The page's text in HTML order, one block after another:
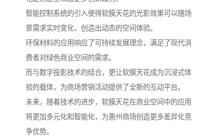
智能控制系统的引入使得软膜天花的光影效果可以随场
景需求实时变化，创造出动态的空间体验。
环保材料的应用响应了可持续发展理念，满足了现代消
费者对绿色商业空间的需求。
而与数字投影技术的结合，更让软膜天花成为沉浸式体
验的载体，为商场营销活动提供了全新的互动平台。
未来，随着技术的进步，软膜天花在商业空间中的应用
将更加多元化和智能化，为惠州商场创造更多差异化竞
争优势。